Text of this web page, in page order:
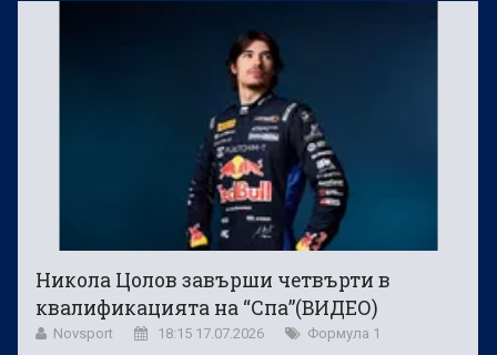
Никола Цолов завърши четвърти в
квалификацията на “Спа”(ВИДЕО)
Novsport 18:15 17.07.2026 Формула 1